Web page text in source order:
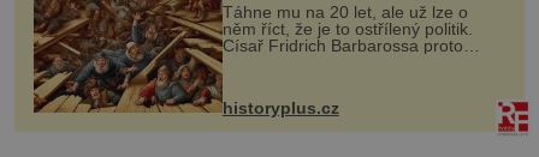
Táhne mu na 20 let, ale už lze o
něm říct, že je to ostřílený politik.
Císař Fridrich Barbarossa proto
posílá svého syna a dědice Jindřicha
VI. do Erfurtu, aby se stal
prostředníkem při řešení sporu m...
historyplus.cz